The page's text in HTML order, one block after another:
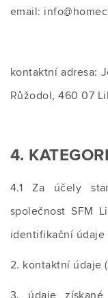
email:
kontaktní adresa:
Růžodol, 460 07
4.
4.1 Za účely
společnost SFM
identifikační údaje
2. kontaktní údaje
3. údaje